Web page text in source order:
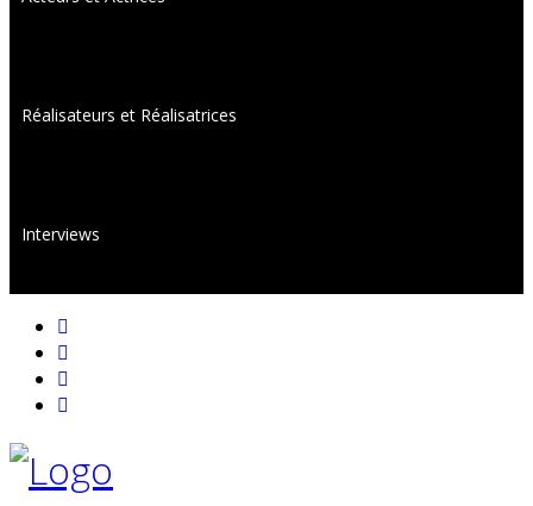
Réalisateurs et Réalisatrices
Interviews